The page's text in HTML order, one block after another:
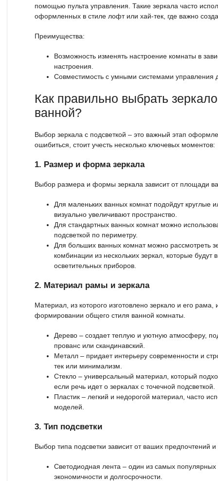
помощью пульта управления. Такие зеркала часто
оформленных в стиле лофт или хай-тек, где важно
Преимущества:
Возможность изменять настроение комнаты в
настроения.
Совместимость с умными системами управления
Как правильно выбрать
ванной?
Выбор зеркала с подсветкой – это важный этап
ошибиться, стоит учесть несколько ключевых моментов:
1. Размер и форма зеркала
Выбор размера и формы зеркала зависит от площади
Для маленьких ванных комнат подойдут круглые
визуально увеличивают пространство.
Для стандартных ванных комнат можно
подсветкой по периметру.
Для больших ванных комнат можно рассмотреть
комбинации из нескольких зеркал, которые
осветительных приборов.
2. Материал рамы и зеркала
Материал, из которого изготовлено зеркало и его
формировании общего стиля ванной комнаты.
Дерево – создает теплую и уютную атмосферу,
прованс или скандинавский.
Металл – придает интерьеру современности и
тек или минимализм.
Стекло – универсальный материал, который
если речь идет о зеркалах с точечной подсветкой.
Пластик – легкий и недорогой материал, часто
моделей.
3. Тип подсветки
Выбор типа подсветки зависит от ваших предпочтений
Светодиодная лента – один из самых популярных
экономичности и долгосрочности.